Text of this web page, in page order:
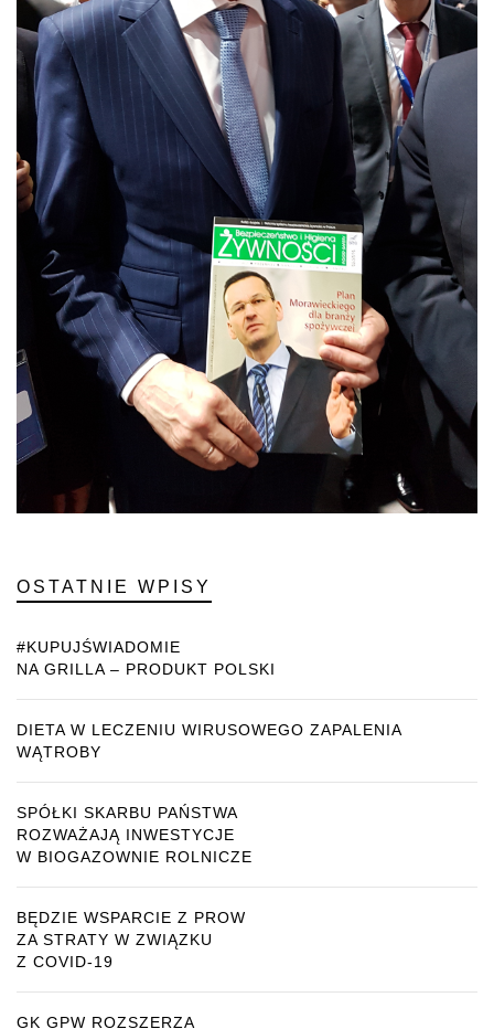
OSTATNIE WPISY
#KUPUJŚWIADOMIE
NA GRILLA – PRODUKT POLSKI
DIETA W LECZENIU WIRUSOWEGO ZAPALENIA
WĄTROBY
SPÓŁKI SKARBU PAŃSTWA
ROZWAŻAJĄ INWESTYCJE
W BIOGAZOWNIE ROLNICZE
BĘDZIE WSPARCIE Z PROW
ZA STRATY W ZWIĄZKU
Z COVID-19
GK GPW ROZSZERZA